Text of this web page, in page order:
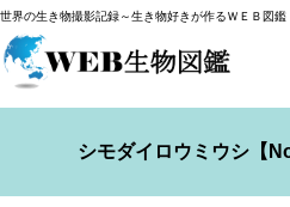
世界の生き物撮影記録～生き物好きが作るＷＥＢ図鑑
シモダイロウミウシ【